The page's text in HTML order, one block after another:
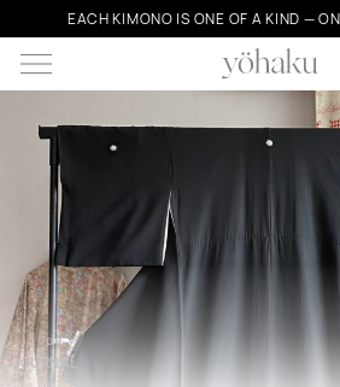
EACH KIMONO IS ONE OF A KIND —
JOURNAL